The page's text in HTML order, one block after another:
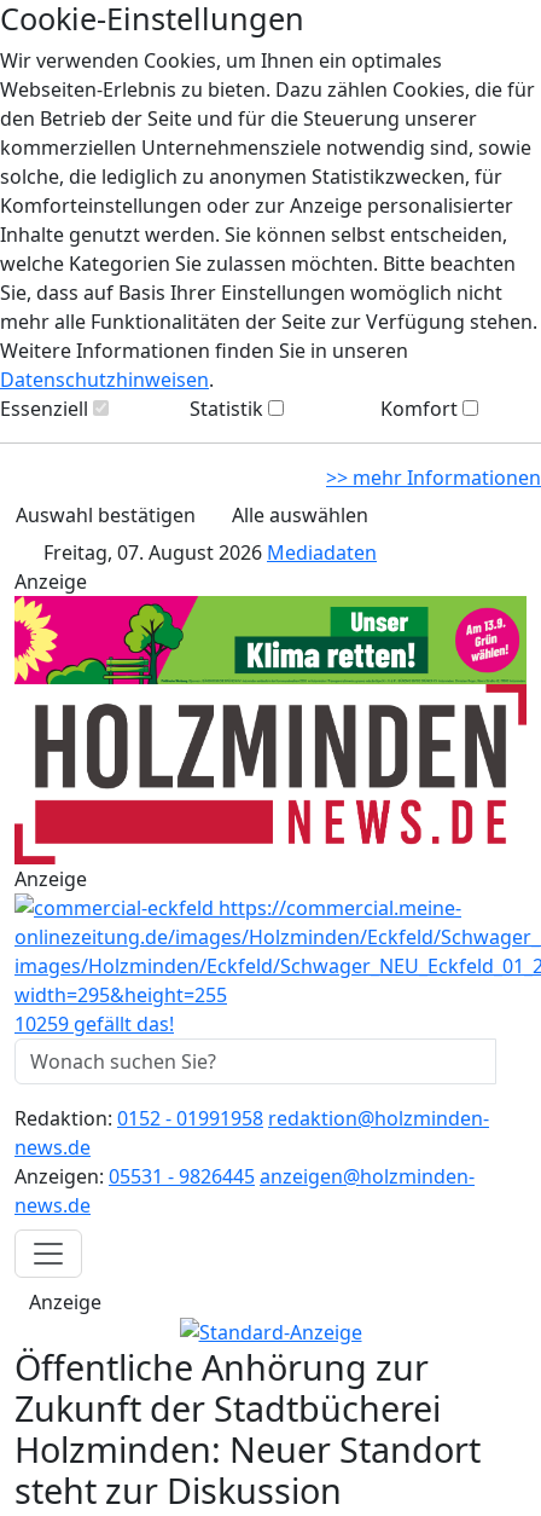
Cookie-Einstellungen
Wir verwenden Cookies, um Ihnen ein optimales
Webseiten-Erlebnis zu bieten. Dazu zählen Cookies, die für
den Betrieb der Seite und für die Steuerung unserer
kommerziellen Unternehmensziele notwendig sind, sowie
solche, die lediglich zu anonymen Statistikzwecken, für
Komforteinstellungen oder zur Anzeige personalisierter
Inhalte genutzt werden. Sie können selbst entscheiden,
welche Kategorien Sie zulassen möchten. Bitte beachten
Sie, dass auf Basis Ihrer Einstellungen womöglich nicht
mehr alle Funktionalitäten der Seite zur Verfügung stehen.
Weitere Informationen finden Sie in unseren
Datenschutzhinweisen.
Essenziell
Statistik Komfort
>> mehr Informationen
Auswahl bestätigen
Alle auswählen
Freitag, 07. August 2026 Mediadaten
Anzeige
Anzeige
10259 gefällt das!
Redaktion: 0152 - 01991958 redaktion@holzminden-
news.de
Anzeigen: 05531 - 9826445anzeigen@holzminden-
news.de
Anzeige
Öffentliche Anhörung zur
Zukunft der Stadtbücherei
Holzminden: Neuer Standort
steht zur Diskussion